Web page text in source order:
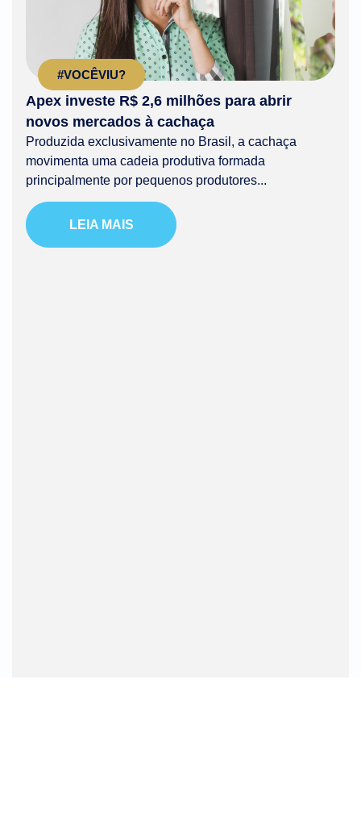
#VOCÊVIU?
Apex investe R$ 2,6 milhões para abrir
novos mercados à cachaça
Produzida exclusivamente no Brasil, a cachaça
movimenta uma cadeia produtiva formada
principalmente por pequenos produtores...
LEIA MAIS